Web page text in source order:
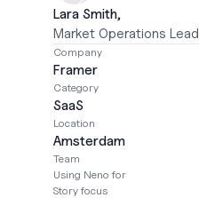
Lara Smith,
Market Operations Lead
Company
Framer
Category
SaaS
Location
Amsterdam
Team
Using Neno for
Story focus